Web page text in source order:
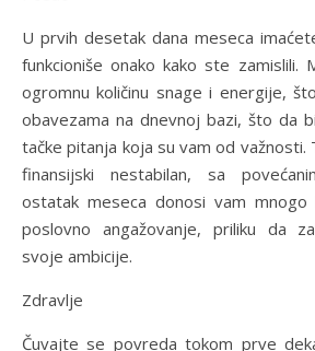
U prvih desetak dana meseca
funkcioniše onako kako ste zamislili.
ogromnu količinu snage i energije,
obavezama na dnevnoj bazi, što da
tačke pitanja koja su vam od važnosti.
finansijski nestabilan, sa
ostatak meseca donosi vam
poslovno angažovanje, priliku da
svoje ambicije.
Zdravlje
Čuvajte se povreda tokom prve